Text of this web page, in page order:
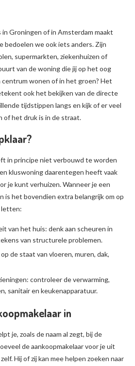
Groningen of in Amsterdam maakt
bedoelen we ook iets anders. Zijn
supermarkten, ziekenhuizen of
van de woning die jij op het oog
centrum wonen of in het groen? Het
ook het bekijken van de directe
tijdstippen langs en kijk of er veel
of het druk is in de straat.
in principe niet verbouwd te worden
kluswoning daarentegen heeft vaak
je kunt verhuizen. Wanneer je een
is het bovendien extra belangrijk om op
letten:
van het huis: denk aan scheuren in
van structurele problemen.
de staat van vloeren, muren, dak,
controleer de verwarming,
sanitair en keukenapparatuur.
in
je, zoals de naam al zegt, bij de
de aankoopmakelaar voor je uit
Hij of zij kan mee helpen zoeken naar